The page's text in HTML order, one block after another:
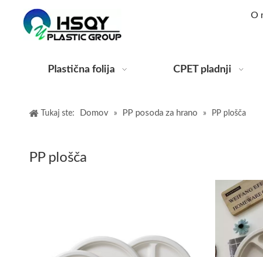
O
Plastična folija CPET pladnji
Tukaj ste: Domov » PP posoda za hrano » PP plošča
PP plošča